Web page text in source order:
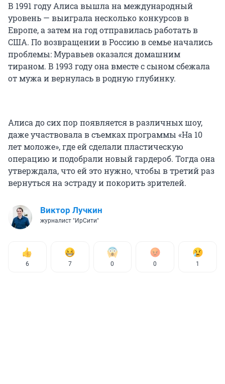
В 1991 году Алиса вышла на международный
уровень — выиграла несколько конкурсов в
Европе, а затем на год отправилась работать в
США. По возвращении в Россию в семье начались
проблемы: Муравьев оказался домашним
тираном. В 1993 году она вместе с сыном сбежала
от мужа и вернулась в родную глубинку.
Алиса до сих пор появляется в различных шоу,
даже участвовала в съемках программы «На 10
лет моложе», где ей сделали пластическую
операцию и подобрали новый гардероб. Тогда она
утверждала, что ей это нужно, чтобы в третий раз
вернуться на эстраду и покорить зрителей.
Виктор Лучкин
журналист "ИрСити"
6 7 0 0 1